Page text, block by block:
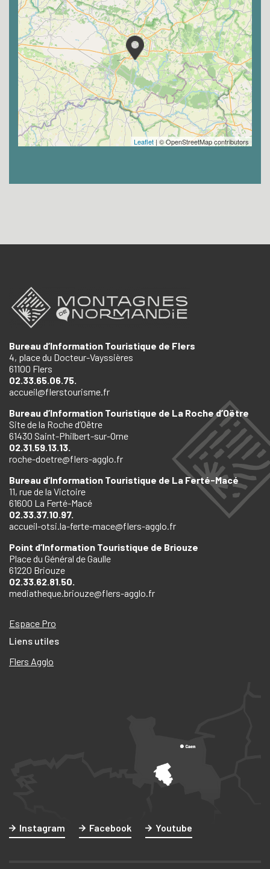
Leaflet | © OpenStreetMap contributors
Bureau d’Information Touristique de Flers
4, place du Docteur-Vayssières
61100 Flers
02.33.65.06.75.
accueil@flerstourisme.fr
Bureau d’Information Touristique de La Roche d’Oëtre
Site de la Roche d’Oëtre
61430 Saint-Philbert-sur-Orne
02.31.59.13.13.
roche-doetre@flers-agglo.fr
Bureau d’Information Touristique de La Ferté-Macé
11, rue de la Victoire
61600 La Ferté-Macé
02.33.37.10.97.
accueil-otsi.la-ferte-mace@flers-agglo.fr
Point d’Information Touristique de Briouze
Place du Général de Gaulle
61220 Briouze
02.33.62.81.50.
mediatheque.briouze@flers-agglo.fr
Espace Pro
Liens utiles
Flers Agglo
Instagram Facebook Youtube